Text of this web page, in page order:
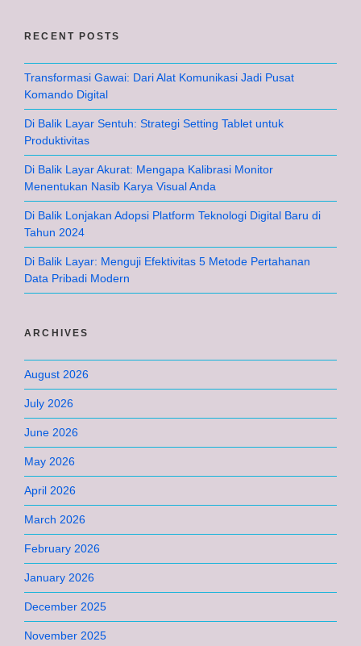
RECENT POSTS
Transformasi Gawai: Dari Alat Komunikasi Jadi Pusat
Komando Digital
Di Balik Layar Sentuh: Strategi Setting Tablet untuk
Produktivitas
Di Balik Layar Akurat: Mengapa Kalibrasi Monitor
Menentukan Nasib Karya Visual Anda
Di Balik Lonjakan Adopsi Platform Teknologi Digital Baru di
Tahun 2024
Di Balik Layar: Menguji Efektivitas 5 Metode Pertahanan
Data Pribadi Modern
ARCHIVES
August 2026
July 2026
June 2026
May 2026
April 2026
March 2026
February 2026
January 2026
December 2025
November 2025